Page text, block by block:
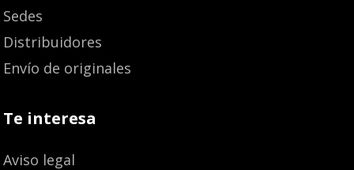
Sedes
Distribuidores
Envío de originales
Te interesa
Aviso legal